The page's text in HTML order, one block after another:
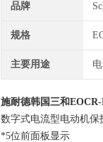
品牌
规格
主要用途
施耐德韩国三和
数字式电流型电动机保
*5位前面板显示